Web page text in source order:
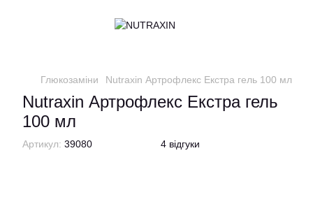
Глюкозаміни Nutraxin Артрофлекс Екстра гель 100 мл
Nutraxin Артрофлекс Екстра гель
100 мл
Артикул: 39080 4 відгуки